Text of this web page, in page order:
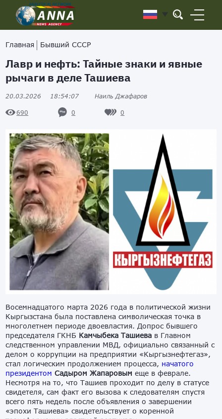
Главная Бывший СССР
Лавр и нефть: Тайные знаки и явные
рычаги в деле Ташиева
20.03.2026 18:54:07 Наиль Джафаров
690 0 0
Восемнадцатого марта 2026 года в политической жизни
Кыргызстана была поставлена символическая точка в
многолетнем периоде двоевластия. Допрос бывшего
председателя ГКНБ Камчыбека Ташиева в Главном
следственном управлении МВД, официально связанный с
делом о коррупции на предприятии «Кыргызнефтегаз»,
стал логическим продолжением процесса, начатого
президентом Садыром Жапаровым еще в феврале.
Несмотря на то, что Ташиев проходит по делу в статусе
свидетеля, сам факт его вызова к следователям спустя
всего пять недель после объявления о завершении
«эпохи Ташиева» свидетельствует о коренной